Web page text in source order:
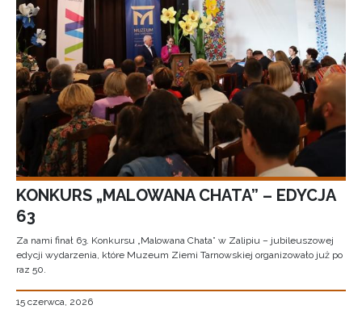
KONKURS „MALOWANA CHATA” – EDYCJA
63
Za nami finał 63. Konkursu „Malowana Chata” w Zalipiu – jubileuszowej
edycji wydarzenia, które Muzeum Ziemi Tarnowskiej organizowało już po
raz 50.
15 czerwca, 2026